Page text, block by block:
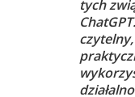
tych